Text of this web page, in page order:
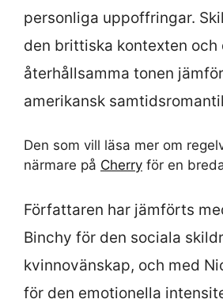
personliga uppoffringar.
den brittiska kontexten och
återhållsamma tonen
amerikansk
Den som vill läsa mer om
närmare på Cherry för en
Författaren har jämförts
Binchy för den sociala
kvinnovänskap, och med
för den emotionella